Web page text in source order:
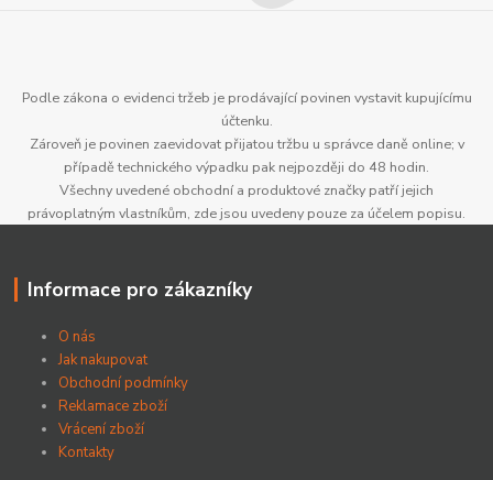
Podle zákona o evidenci tržeb je prodávající povinen vystavit kupujícímu
účtenku.
Zároveň je povinen zaevidovat přijatou tržbu u správce daně online; v
případě technického výpadku pak nejpozději do 48 hodin.
Všechny uvedené obchodní a produktové značky patří jejich
právoplatným vlastníkům, zde jsou uvedeny pouze za účelem popisu.
Informace pro zákazníky
O nás
Jak nakupovat
Obchodní podmínky
Reklamace zboží
Vrácení zboží
Kontakty